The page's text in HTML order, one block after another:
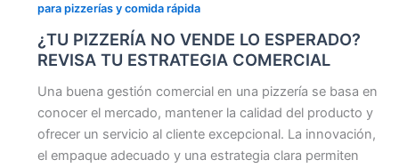
para pizzerías y comida rápida
¿TU PIZZERÍA NO VENDE LO ESPERADO?
REVISA TU ESTRATEGIA COMERCIAL
Una buena gestión comercial en una pizzería se basa en
conocer el mercado, mantener la calidad del producto y
ofrecer un servicio al cliente excepcional. La innovación,
el empaque adecuado y una estrategia clara permiten